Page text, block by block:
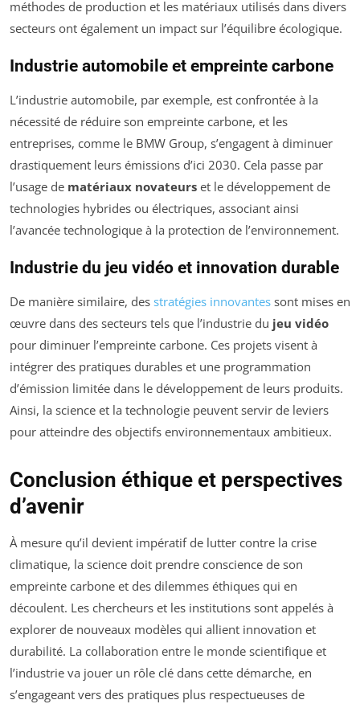
méthodes de production et les matériaux utilisés dans divers
secteurs ont également un impact sur l’équilibre écologique.
Industrie automobile et empreinte carbone
L’industrie automobile, par exemple, est confrontée à la
nécessité de réduire son empreinte carbone, et les
entreprises, comme le BMW Group, s’engagent à diminuer
drastiquement leurs émissions d’ici 2030. Cela passe par
l’usage de matériaux novateurs et le développement de
technologies hybrides ou électriques, associant ainsi
l’avancée technologique à la protection de l’environnement.
Industrie du jeu vidéo et innovation durable
De manière similaire, des stratégies innovantes sont mises en
œuvre dans des secteurs tels que l’industrie du jeu vidéo
pour diminuer l’empreinte carbone. Ces projets visent à
intégrer des pratiques durables et une programmation
d’émission limitée dans le développement de leurs produits.
Ainsi, la science et la technologie peuvent servir de leviers
pour atteindre des objectifs environnementaux ambitieux.
Conclusion éthique et perspectives
d’avenir
À mesure qu’il devient impératif de lutter contre la crise
climatique, la science doit prendre conscience de son
empreinte carbone et des dilemmes éthiques qui en
découlent. Les chercheurs et les institutions sont appelés à
explorer de nouveaux modèles qui allient innovation et
durabilité. La collaboration entre le monde scientifique et
l’industrie va jouer un rôle clé dans cette démarche, en
s’engageant vers des pratiques plus respectueuses de